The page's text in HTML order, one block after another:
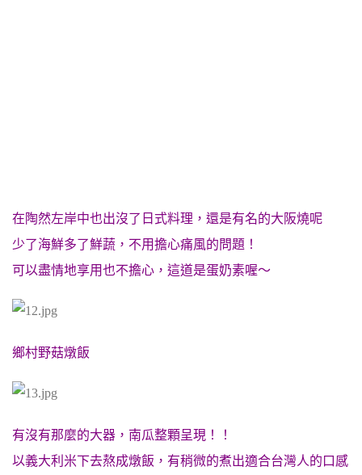
在陶然左岸中也出沒了日式料理，還是有名的大阪燒呢
少了海鮮多了鮮蔬，不用擔心痛風的問題！
可以盡情地享用也不擔心，這道是蛋奶素喔～
鄉村野菇燉飯
有沒有那麼的大器，南瓜整顆呈現！！
以義大利米下去熬成燉飯，有稍微的煮出適合台灣人的口感